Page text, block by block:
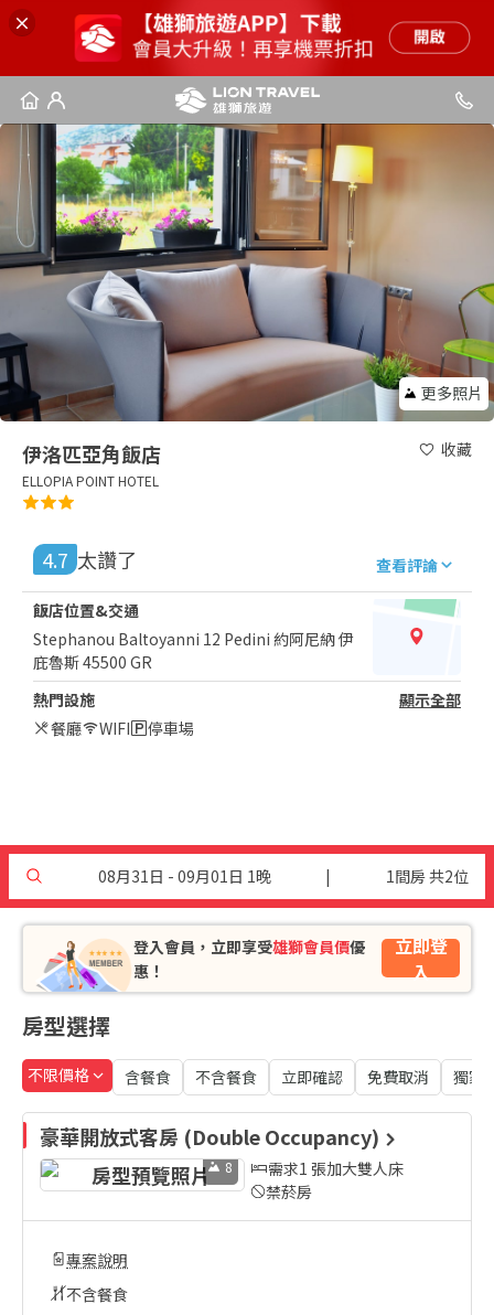
更多照片
伊洛匹亞角飯店
ELLOPIA POINT HOTEL
收藏
4.7 太讚了 查看評論
飯店位置&交通
Stephanou Baltoyanni 12 Pedini 約阿尼納 伊
庇魯斯 45500 GR
熱門設施
顯示全部
餐廳
WIFI 停車場
08月31日 - 09月01日 1晚 | 1間房 共2位
登入會員，立即享受雄獅會員價優
惠！
立即登
入
房型選擇
不限價格 含餐食 不含餐食 立即確認 免費取消 獨家
豪華開放式客房 (Double Occupancy)
8
需求1 張加大雙人床
禁菸房
專案說明
不含餐食